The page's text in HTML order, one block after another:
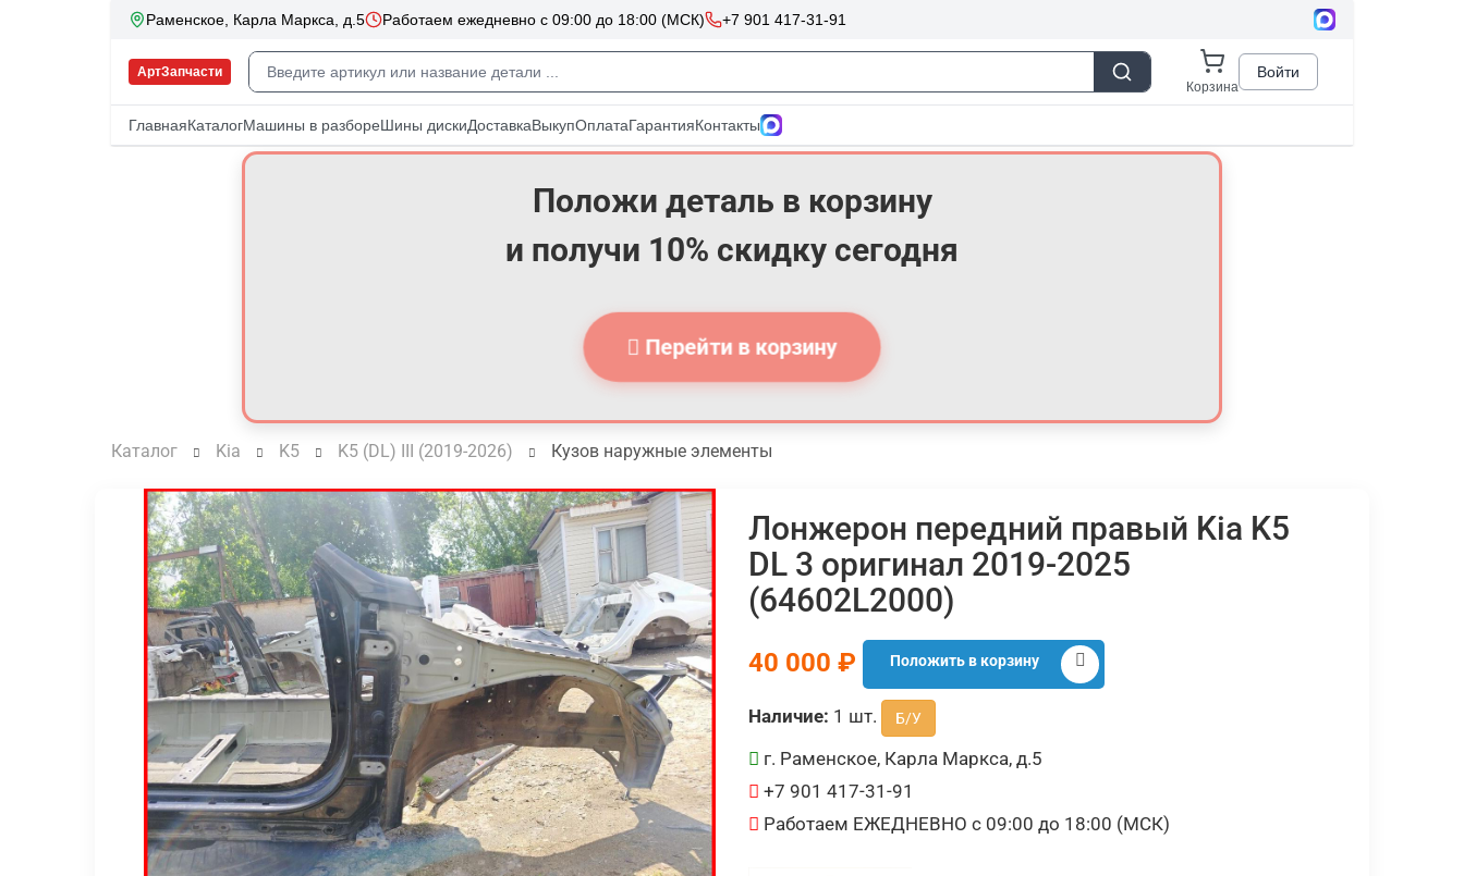
Положи деталь в корзину
и получи 10% скидку сегодня
Перейти в корзину
Каталог Kia K5 K5 (DL) III (2019-2026) Кузов наружные элементы
Лонжерон передний правый Kia K5
DL 3 оригинал 2019-2025
(64602L2000)
40 000 ₽ Положить в корзину
Наличие: 1 шт. Б/У
г. Раменское, Карла Маркса, д.5
+7 901 417-31-91
Работаем ЕЖЕДНЕВНО с 09:00 до 18:00 (МСК)